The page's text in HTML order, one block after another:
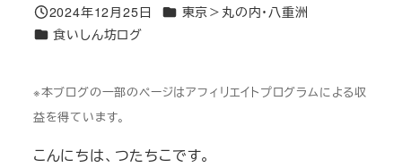
投稿日
2024年12月25日 カテゴリー
東京＞丸の内・八重洲
カテゴリー
食いしん坊ログ
※本ブログの一部のページはアフィリエイトプログラムによる収
益を得ています。
こんにちは、つたちこです。